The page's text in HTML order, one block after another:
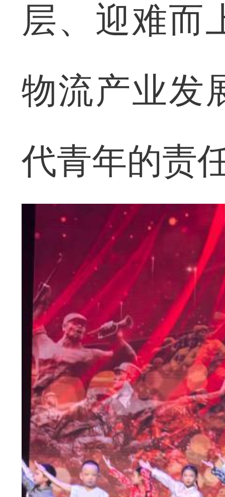
层、迎难而
物流产业发
代青年的责